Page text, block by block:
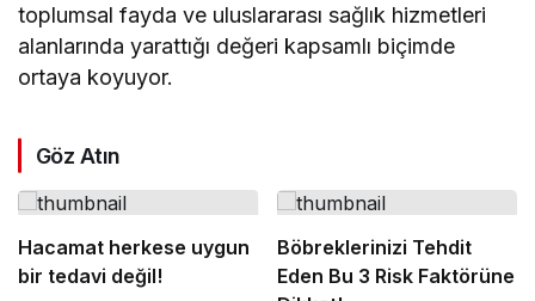
toplumsal fayda ve uluslararası sağlık hizmetleri
alanlarında yarattığı değeri kapsamlı biçimde
ortaya koyuyor.
Göz Atın
Hacamat herkese uygun
bir tedavi değil!
Böbreklerinizi Tehdit
Eden Bu 3 Risk Faktörüne